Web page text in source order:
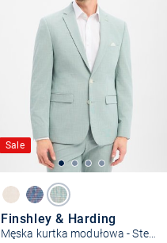
Sale
Finshley & Harding
Męska kurtka modułowa - Steven